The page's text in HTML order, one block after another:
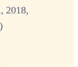
2018,